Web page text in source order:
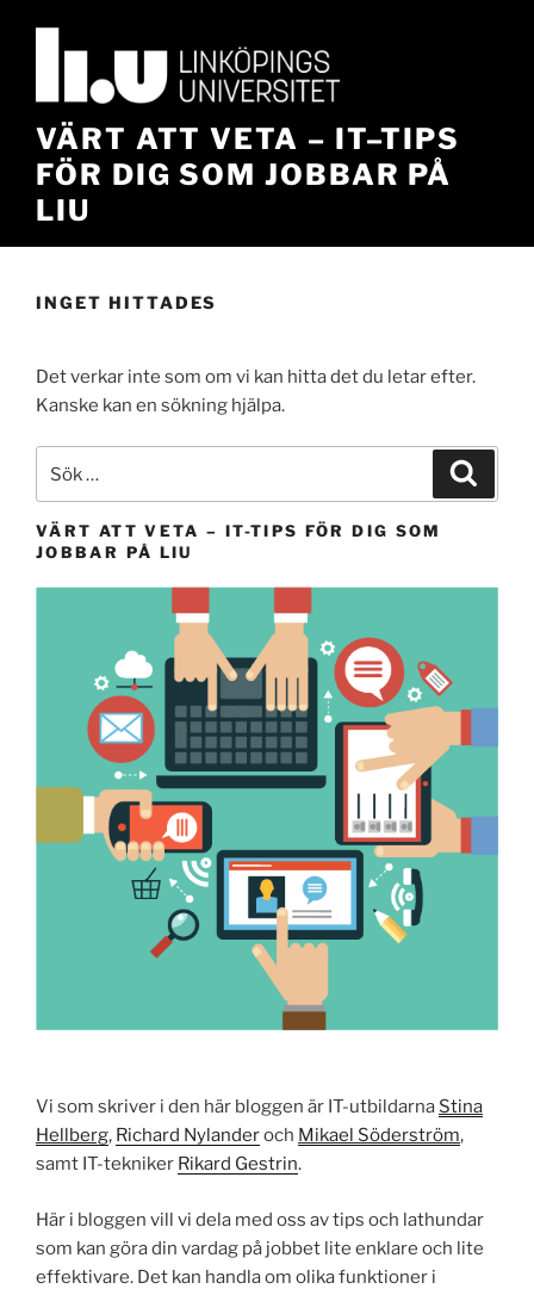
VÄRT ATT VETA – IT–TIPS
FÖR DIG SOM JOBBAR PÅ
LIU
INGET HITTADES
Det verkar inte som om vi kan hitta det du letar efter.
Kanske kan en sökning hjälpa.
efter:
VÄRT ATT VETA – IT-TIPS FÖR DIG SOM
JOBBAR PÅ LIU
Vi som skriver i den här bloggen är IT-utbildarna Stina
Hellberg, Richard Nylanderoch Mikael Söderström,
samt IT-tekniker Rikard Gestrin.
Här i bloggen vill vi dela med oss av tips och lathundar
som kan göra din vardag på jobbet lite enklare och lite
effektivare. Det kan handla om olika funktioner i